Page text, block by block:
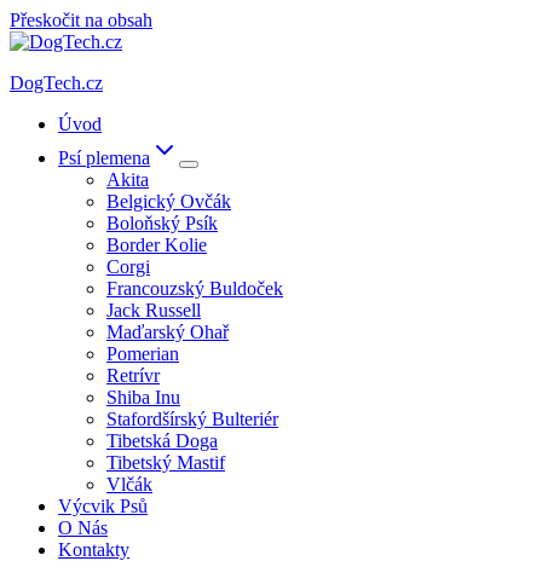
Přeskočit na obsah
DogTech.cz
Úvod
Psí plemena
Akita
Belgický Ovčák
Boloňský Psík
Border Kolie
Corgi
Francouzský Buldoček
Jack Russell
Maďarský Ohař
Pomerian
Retrívr
Shiba Inu
Stafordšírský Bulteriér
Tibetská Doga
Tibetský Mastif
Vlčák
Výcvik Psů
O Nás
Kontakty